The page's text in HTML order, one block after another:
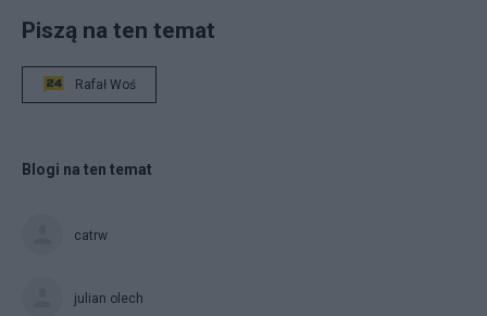
Piszą na ten temat
Rafał Woś
Blogi na ten temat
catrw
julian olech